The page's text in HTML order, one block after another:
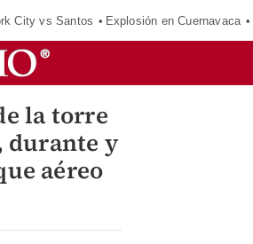
City vs Santos Explosión en Cuernavaca
la torre
durante y
aéreo